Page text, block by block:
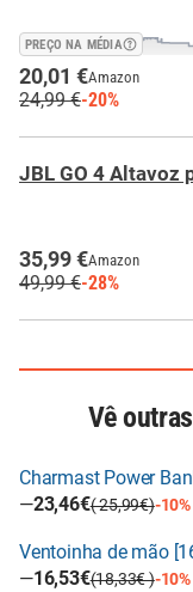
PREÇO NA MÉDIA
20,01 €Amazon
24,99 €-20%
JBL GO 4 Altavoz
35,99 €Amazon
49,99 €-28%
Vê
Charmast Power
—23,46€( 25,99€)-10%
Ventoinha de mão
—16,53€(18,33€ )-10%